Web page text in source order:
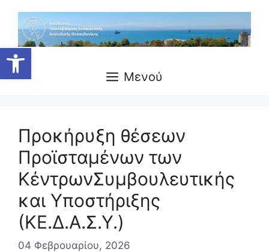
Ανοίξτε τη γραμμή εργαλείων
περιεχόμενο
Μενού
Προκήρυξη θέσεων
Προϊσταμένων των
ΚέντρωνΣυμβουλευτικής
και Υποστήριξης
(ΚΕ.Δ.Α.Σ.Υ.)
04 Φεβρουαρίου, 2026